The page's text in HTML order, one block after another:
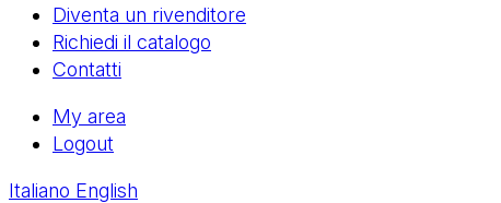
Diventa un rivenditore
Richiedi il catalogo
Contatti
My area
Logout
Italiano English